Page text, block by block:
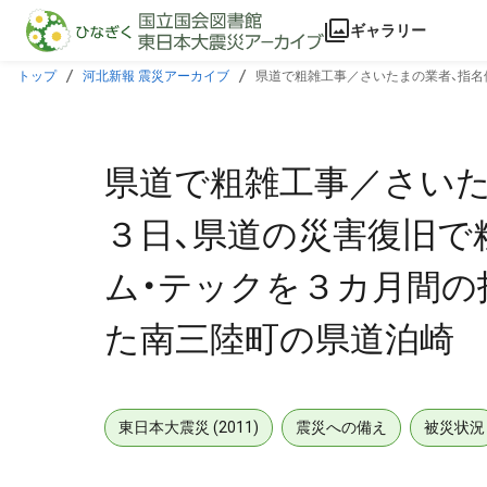
本文に飛ぶ
ギャラリー
トップ 河北新報 震災アーカイブ
県道で粗雑工事／さいたまの業者、指
県道で粗雑工事／さい
３日、県道の災害復旧
ム・テックを３カ月間
た南三陸町の県道泊崎
東日本大震災 (2011) 震災への備え 被災状況